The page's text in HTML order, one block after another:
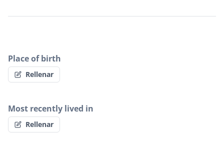
Place of birth
Rellenar
Most recently lived in
Rellenar